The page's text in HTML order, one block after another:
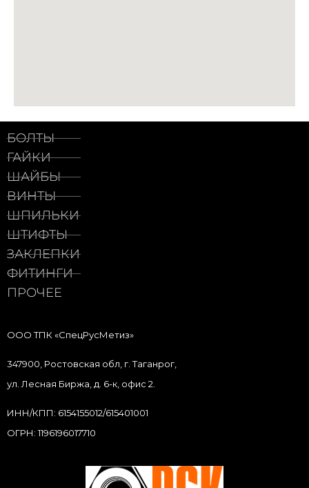
БОЛТЫ
ГАЙКИ
ШАЙБЫ
ВИНТЫ
ШПИЛЬКИ
ШТИФТЫ
ЗАКЛЕПКИ
ФИТИНГИ
ПРОЧЕЕ
ООО ТПК «СпецРусМетиз»
347900, Ростовская обл, г. Таганрог,
ул. Лесная Биржа, д. 6-к, офис 2.
ИНН/КПП: 6154155012/615401001
ОГРН: 1196196017710